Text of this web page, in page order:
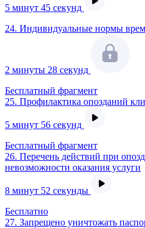
5 минут 45 секунд
24. Индивидуальные нормы
2 минуты 28 секунд
Бесплатный фрагмент
25. Профилактика опозданий
5 минут 56 секунд
Бесплатный фрагмент
26. Перечень действий при
невозможности оказания услуги
8 минут 52 секунды
Бесплатно
27. Запрещено уничтожать